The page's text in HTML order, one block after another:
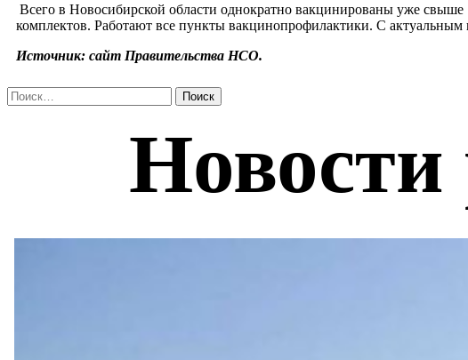
Всего в Новосибирской области однократно вакцинированы уже
комплектов. Работают все пункты вакцинопрофилактики. С
Источник: сайт Правительства НСО.
Найти: